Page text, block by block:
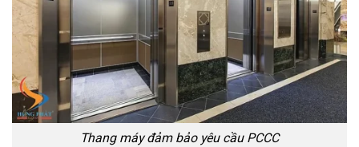
Thang máy đảm bảo yêu cầu PCCC